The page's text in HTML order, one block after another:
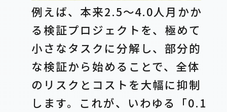
例えば、本来2.5～4.0人月かか
る検証プロジェクトを、極めて
小さなタスクに分解し、部分的
な検証から始めることで、全体
のリスクとコストを大幅に抑制
します。これが、いわゆる「0.1